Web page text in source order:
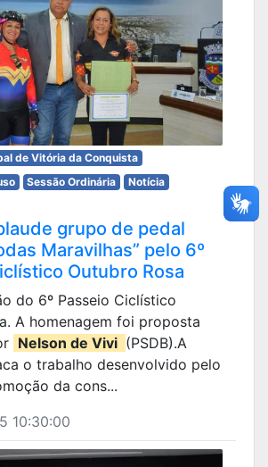
de Vitória da Conquista
Sessão Ordinária
Notícia
grupo de pedal
Maravilhas” pelo 6º
Outubro Rosa
do 6º Passeio Ciclístico
A homenagem foi proposta
Nelson de Vivi (PSDB).A
o trabalho desenvolvido pelo
da cons...
10:30:00